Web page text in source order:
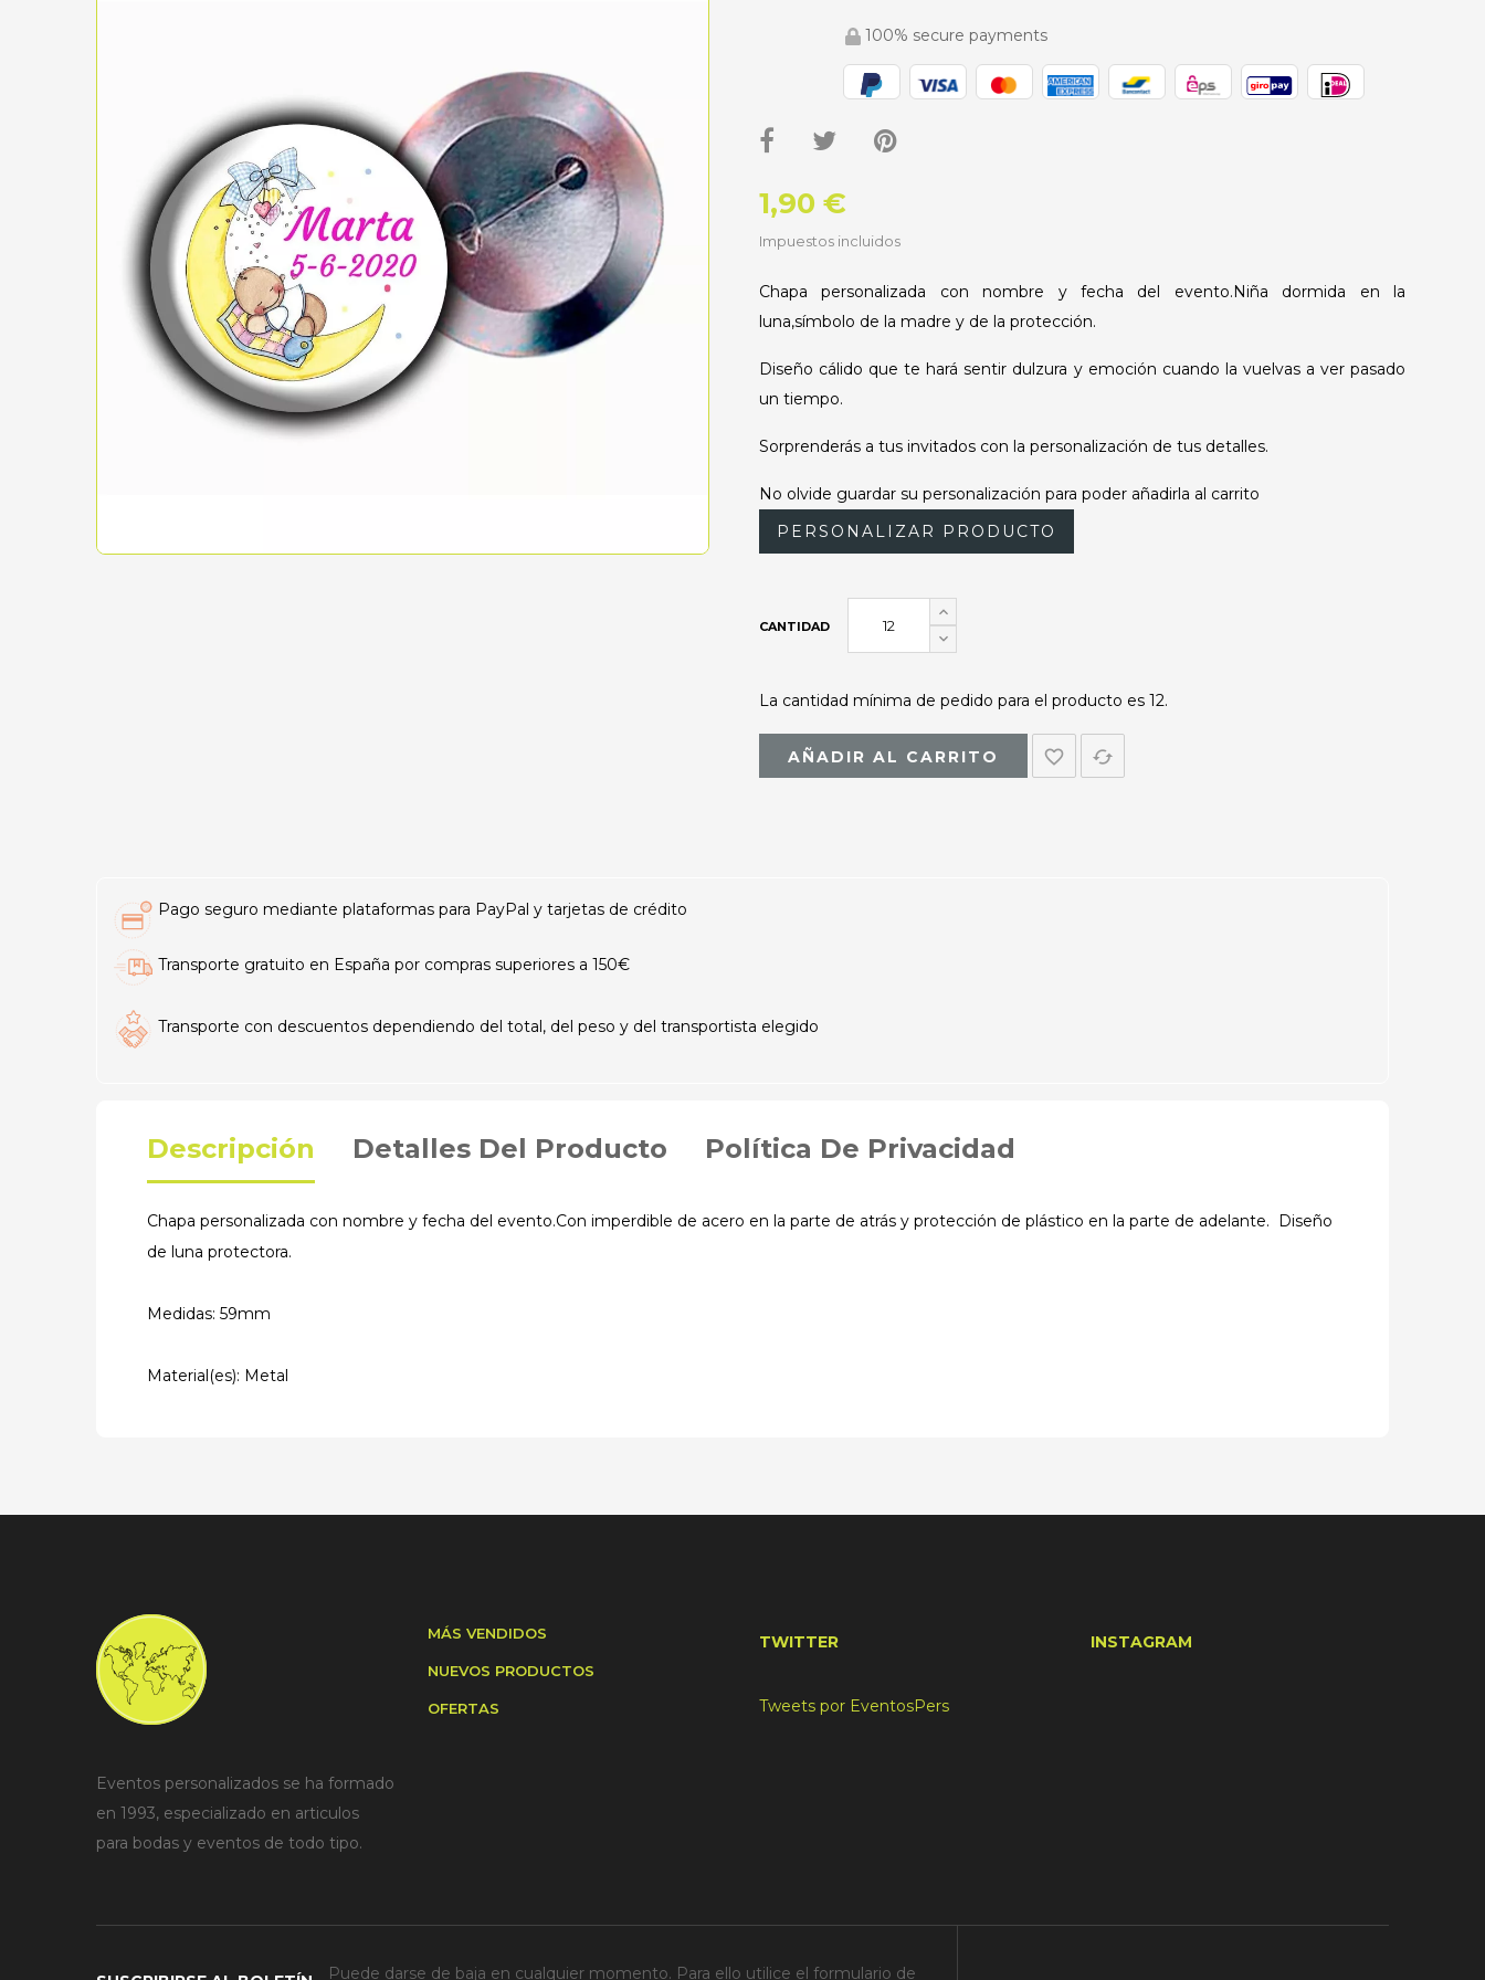
100% secure payments
1,90 €
Impuestos incluidos
Chapa personalizada con nombre y fecha del evento.Niña dormida en la
luna,símbolo de la madre y de la protección.
Diseño cálido que te hará sentir dulzura y emoción cuando la vuelvas a ver pasado
un tiempo.
Sorprenderás a tus invitados con la personalización de tus detalles.
No olvide guardar su personalización para poder añadirla al carrito
PERSONALIZAR PRODUCTO
CANTIDAD
La cantidad mínima de pedido para el producto es 12.
AÑADIR AL CARRITO favorite_border cached
Pago seguro mediante plataformas para PayPal y tarjetas de crédito
Transporte gratuito en España por compras superiores a 150€
Transporte con descuentos dependiendo del total, del peso y del transportista elegido
Descripción Detalles Del Producto Política De Privacidad
Chapa personalizada con nombre y fecha del evento.Con imperdible de acero en la parte de atrás y protección de plástico en la parte de adelante. Diseño
de luna protectora.
Medidas: 59mm
Material(es): Metal
Eventos personalizados se ha formado
en 1993, especializado en articulos
para bodas y eventos de todo tipo.
MÁS VENDIDOS
NUEVOS PRODUCTOS
OFERTAS
TWITTER
Tweets por EventosPers
INSTAGRAM
Puede darse de baja en cualquier momento. Para ello utilice el formulario de